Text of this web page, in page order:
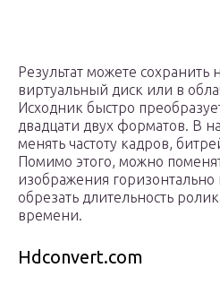
Результат можете сохранить
виртуальный диск или в
Исходник быстро
двадцати двух форматов. В
менять частоту кадров,
Помимо этого, можно
изображения горизонтально
обрезать длительность
времени.
Hdconvert.com